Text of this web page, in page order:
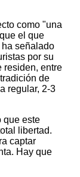
como "una
el que
ha señalado
por su
residen, entre
de
regular, 2-3
que este
libertad.
captar
Hay que